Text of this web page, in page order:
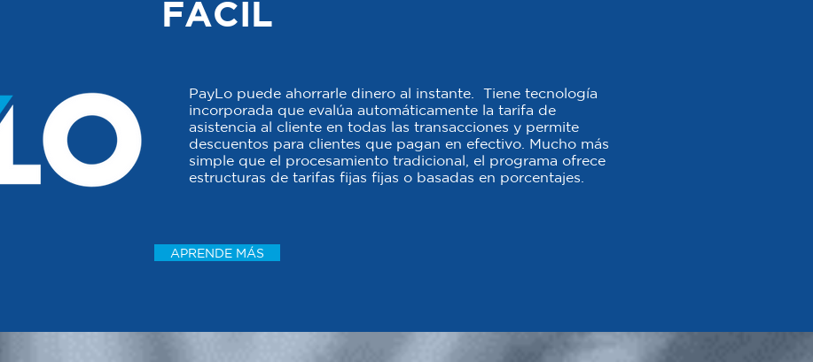
FÁCIL
PayLo puede ahorrarle dinero al instante. Tiene tecnología
incorporada que evalúa automáticamente la tarifa de
asistencia al cliente en todas las transacciones y permite
descuentos para clientes que pagan en efectivo. Mucho más
simple que el procesamiento tradicional, el programa ofrece
estructuras de tarifas fijas fijas o basadas en porcentajes.
APRENDE MÁS